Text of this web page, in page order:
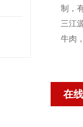
制，
三江
牛肉
在